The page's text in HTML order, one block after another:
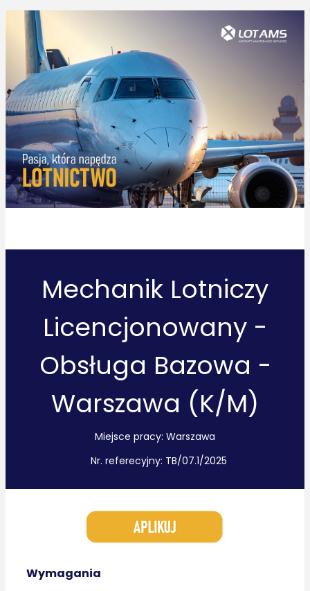
Mechanik Lotniczy
Licencjonowany -
Obsługa Bazowa -
Warszawa (K/M)
Miejsce pracy: Warszawa
Nr. referecyjny: TB/07.1/2025
Wymagania